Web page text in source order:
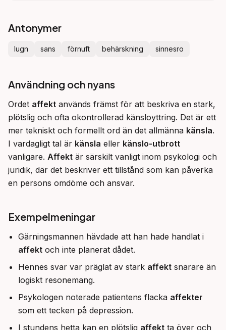
Antonymer
lugn sans förnuft behärskning sinnesro
Användning och nyans
Ordet affekt används främst för att beskriva en stark,
plötslig och ofta okontrollerad känsloyttring. Det är ett
mer tekniskt och formellt ord än det allmänna känsla.
I vardagligt tal är känsla eller känslo-utbrott
vanligare. Affekt är särskilt vanligt inom psykologi och
juridik, där det beskriver ett tillstånd som kan påverka
en persons omdöme och ansvar.
Exempelmeningar
Gärningsmannen hävdade att han hade handlat i
affekt och inte planerat dådet.
Hennes svar var präglat av stark affekt snarare än
logiskt resonemang.
Psykologen noterade patientens flacka affekter
som ett tecken på depression.
I stundens hetta kan en plötslig affekt ta över och